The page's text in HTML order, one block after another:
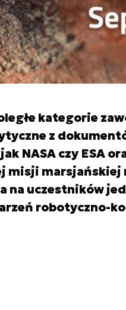
kategorie
z
NASA czy ESA
misji marsjańskiej
na uczestników
robotyczno-